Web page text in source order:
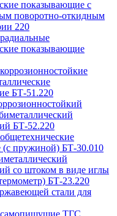
показывающие с
поворотно-откидным
220
показывающие
БТ-51.220
БТ-52.220
(с пружиной) БТ-30.010
со штоком в виде иглы
БТ-23.220
стали для
ТГС